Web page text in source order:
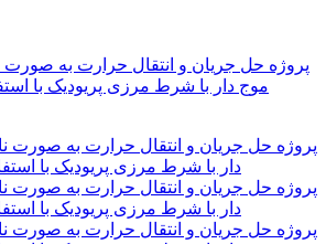
پروژه حل جریان و انتقال حرارت به صورت
موج دار با شرط مرزی پریودیک با